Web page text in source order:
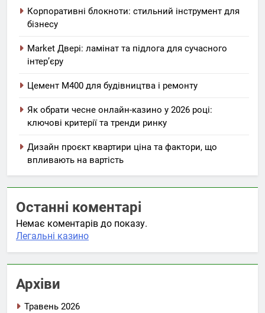
Корпоративні блокноти: стильний інструмент для
бізнесу
Market Двері: ламінат та підлога для сучасного
інтер’єру
Цемент М400 для будівництва і ремонту
Як обрати чесне онлайн-казино у 2026 році:
ключові критерії та тренди ринку
Дизайн проєкт квартири ціна та фактори, що
впливають на вартість
Останні коментарі
Немає коментарів до показу.
Легальні казино
Архіви
Травень 2026